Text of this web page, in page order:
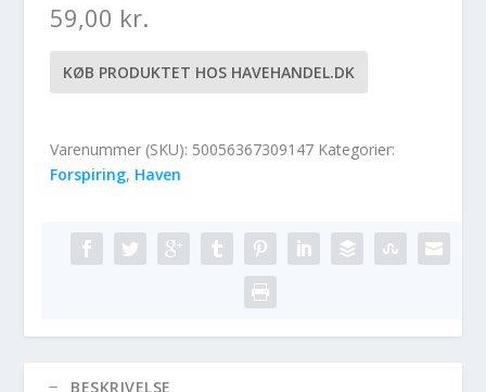
59,00 kr.
KØB PRODUKTET HOS HAVEHANDEL.DK
Varenummer (SKU): 50056367309147 Kategorier:
Forspiring, Haven
BESKRIVELSE